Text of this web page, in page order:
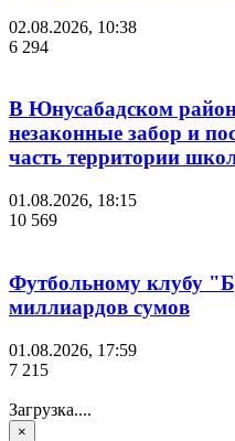
02.08.2026, 10:38
6 294
В Юнусабадском
незаконные забор и
часть территории
01.08.2026, 18:15
10 569
Футбольному клубу
миллиардов сумов
01.08.2026, 17:59
7 215
Загрузка....
×